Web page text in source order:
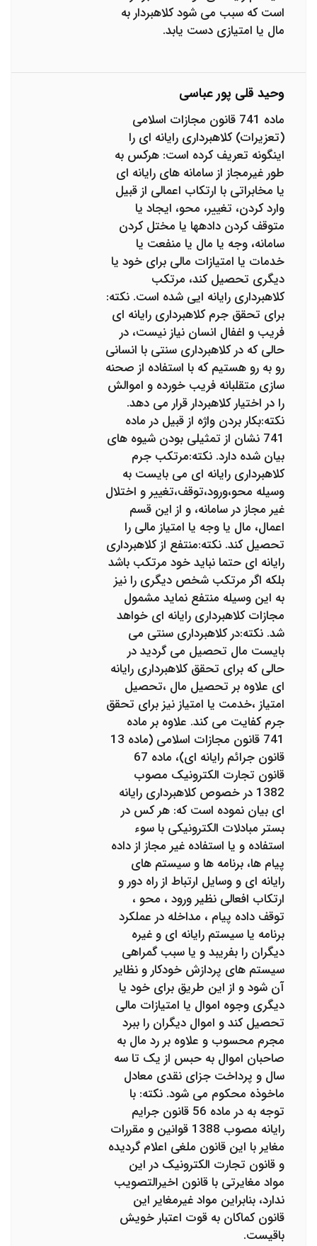
است که سبب می شود کلاهبردار به
مال یا امتیازی دست یابد.
وحید قلی پور عباسی
ماده 741 قانون مجازات اسلامی
(تعزیرات) کلاهبرداری رایانه ای را
اینگونه تعریف کرده است: هرکس به
طور غیرمجاز از سامانه های رایانه ای
یا مخابراتی با ارتکاب اعمالی از قبیل
وارد کردن، تغییر، محو، ایجاد یا
متوقف کردن داده‎ها یا مختل کردن
سامانه، وجه یا مال یا منفعت یا
خدمات یا امتیازات مالی برای خود یا
دیگری تحصیل کند، مرتکب
کلاهبرداری رایانه ایی شده است. نکته:
برای تحقق جرم کلاهبرداری رایانه ای
فریب و اغفال انسان نیاز نیست، در
حالی که در کلاهبرداری سنتی با انسانی
رو به رو هستیم که با استفاده از صحنه
سازی متقلبانه فریب خورده و اموالش
را در اختیار کلاهبردار قرار می دهد.
نکته:بکار بردن واژه از قبیل در ماده
741 نشان از تمثیلی بودن شیوه های
بیان شده دارد. نکته:مرتکب جرم
کلاهبرداری رایانه ای می بایست به
وسیله محو،ورود،توقف،تغییر و اختلال
غیر مجاز در سامانه، و از این قسم
اعمال، مال یا وجه یا امتیاز مالی را
تحصیل کند. نکته:منتفع از کلاهبرداری
رایانه ای حتما نباید خود مرتکب باشد
بلکه اگر مرتکب شخص دیگری را نیز
به این وسیله منتفع نماید مشمول
مجازات کلاهبرداری رایانه ای خواهد
شد. نکته:در کلاهبرداری سنتی می
بایست مال تحصیل می گردید در
حالی که برای تحقق کلاهبرداری رایانه
ای علاوه بر تحصیل مال ،تحصیل
امتیاز ،خدمت یا امتیاز نیز برای تحقق
جرم کفایت می کند. علاوه بر ماده
741 قانون مجازات اسلامی (ماده 13
قانون جرائم رایانه ای)، ماده 67
قانون تجارت الکترونیک مصوب
1382 در خصوص کلاهبرداری رایانه
ای بیان نموده است که: هر کس در
بستر مبادلات الکترونیکی با سوء
استفاده و یا استفاده غیر مجاز از داده
پیام ها، برنامه ها و سیستم های
رایانه ای و وسایل ارتباط از راه دور و
ارتکاب افعالی نظیر ورود ، محو ،
توقف داده پیام ، مداخله در عملکرد
برنامه یا سیستم رایانه ای و غیره
دیگران را بفریبد و یا سبب گمراهی
سیستم های پردازش خودکار و نظایر
آن شود و از این طریق برای خود یا
دیگری وجوه اموال یا امتیازات مالی
تحصیل کند و اموال دیگران را ببرد
مجرم محسوب و علاوه بر رد مال به
صاحبان اموال به حبس از یک تا سه
سال و پرداخت جزای نقدی معادل
ماخوذه محکوم می شود. نکته: با
توجه به در ماده 56 قانون جرایم
رایانه مصوب 1388 قوانین و مقررات
مغایر با این قانون ملغی اعلام گردیده
و قانون تجارت الکترونیک در این
مواد مغایرتی با قانون اخیرالتصویب
ندارد، بنابراین مواد غیرمغایر این
قانون کماکان به قوت اعتبار خویش
باقیست.